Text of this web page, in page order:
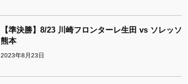
【準決勝】8/23 川崎フロンターレ生田 vs ソレッソ
熊本
2023年8月23日